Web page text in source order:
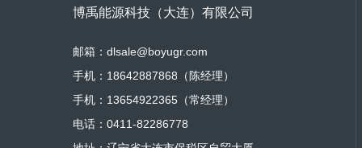
博禹能源科技（大连）有限公司
邮箱：dlsale@boyugr.com
手机：18642887868（陈经理）
手机：13654922365（常经理）
电话：0411-82286778